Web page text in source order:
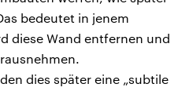
bedeutet in jenem
diese Wand entfernen und
dies später eine „subtile